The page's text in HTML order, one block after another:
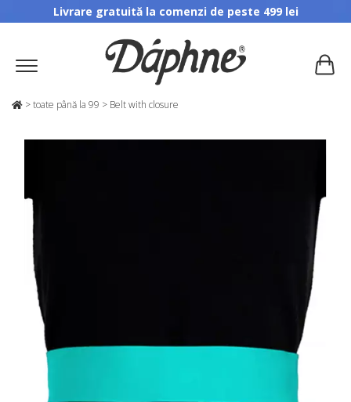
Livrare gratuită la comenzi de peste 499 lei
>toate până la 99 > Belt with closure